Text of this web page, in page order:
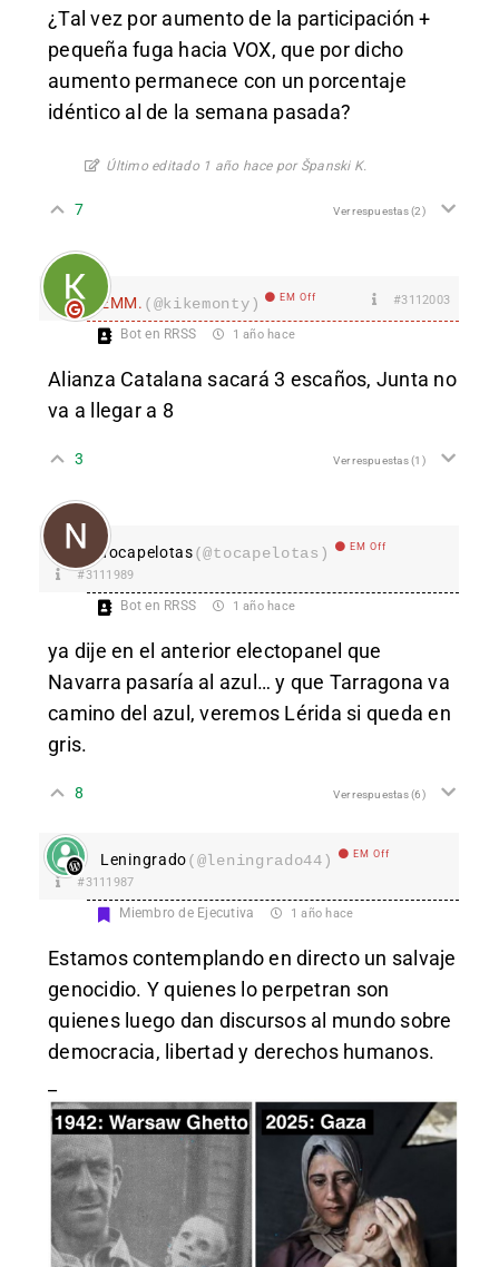
¿Tal vez por aumento de la participación +
pequeña fuga hacia VOX, que por dicho
aumento permanece con un porcentaje
idéntico al de la semana pasada?
Último editado 1 año hace por Španski K.
7 Ver respuestas(2)
EMM. (@kikemonty) EM Off #3112003
Bot en RRSS 1 año hace
Alianza Catalana sacará 3 escaños, Junta no
va a llegar a 8
3 Ver respuestas(1)
Tocapelotas(@tocapelotas) EM Off
#3111989
Bot en RRSS 1 año hace
ya dije en el anterior electopanel que
Navarra pasaría al azul… y que Tarragona va
camino del azul, veremos Lérida si queda en
gris.
8 Ver respuestas(6)
Leningrado(@leningrado44) EM Off
#3111987
Miembro de Ejecutiva 1 año hace
Estamos contemplando en directo un salvaje
genocidio. Y quienes lo perpetran son
quienes luego dan discursos al mundo sobre
democracia, libertad y derechos humanos.